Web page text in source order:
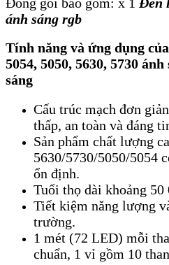
ánh sáng rgb
Tính năng và ứng dụng
5054, 5050, 5630, 5730
sáng
Cấu trúc mạch đơn
thấp, an toàn và đáng
Sản phẩm chất lượng
5630/5730/5050/5054
ổn định.
Tuổi thọ dài khoảng 50
Tiết kiệm năng lượng
trường.
1 mét (72 LED) mỗi
chuẩn, 1 vỉ gồm 10